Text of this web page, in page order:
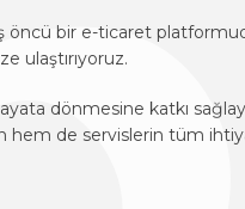
öncü bir e-ticaret
ulaştırıyoruz.
dönmesine katkı
hem de servislerin tüm
bir e-ticaret